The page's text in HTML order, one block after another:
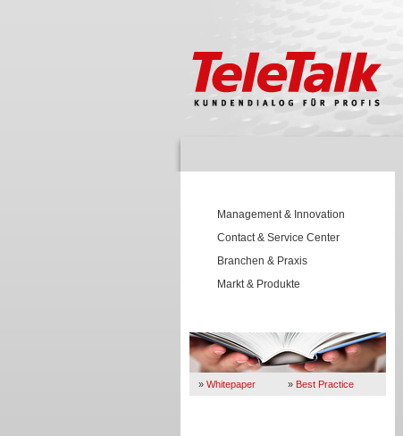
Management & Innovation
Contact & Service Center
Branchen & Praxis
Markt & Produkte
» Whitepaper » Best Practice